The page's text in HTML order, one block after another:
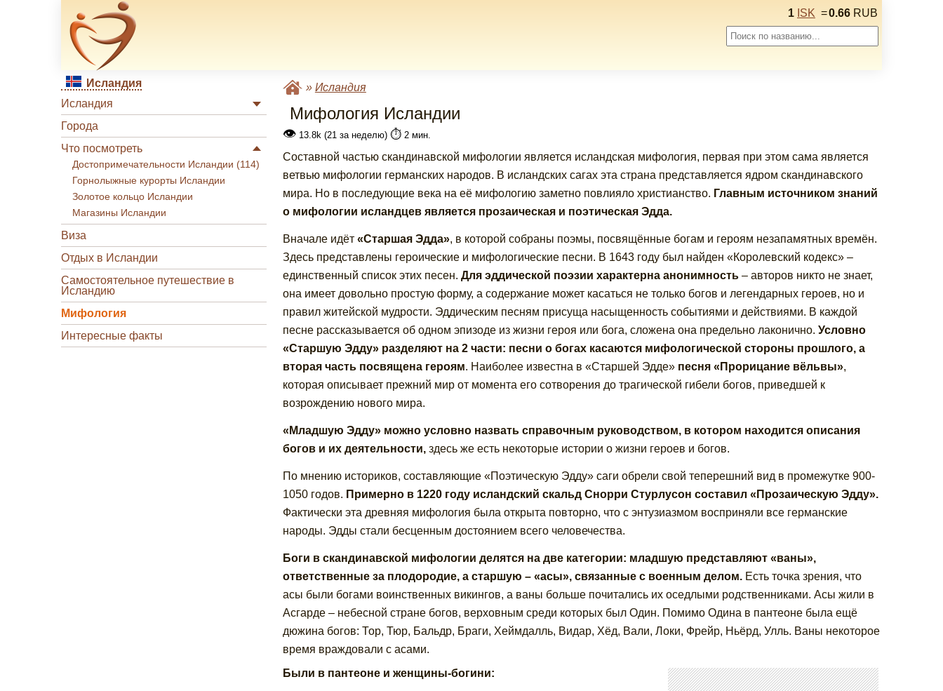
1 ISK =0.66 RUB
Исландия
Исландия
Города
Что посмотреть
Достопримечательности Исландии (114)
Горнолыжные курорты Исландии
Золотое кольцо Исландии
Магазины Исландии
Виза
Отдых в Исландии
Самостоятельное путешествие в
Исландию
Мифология
Интересные факты
» Исландия
Мифология Исландии
👁13.8k (21 за неделю) ⏱️2 мин.
Составной частью скандинавской мифологии является исландская мифология, первая при этом сама является
ветвью мифологии германских народов. В исландских сагах эта страна представляется ядром скандинавского
мира. Но в последующие века на её мифологию заметно повлияло христианство. Главным источником знаний
о мифологии исландцев является прозаическая и поэтическая Эдда.
Вначале идёт «Старшая Эдда», в которой собраны поэмы, посвящённые богам и героям незапамятных времён.
Здесь представлены героические и мифологические песни. В 1643 году был найден «Королевский кодекс» –
единственный список этих песен. Для эддической поэзии характерна анонимность– авторов никто не знает,
она имеет довольно простую форму, а содержание может касаться не только богов и легендарных героев, но и
правил житейской мудрости. Эддическим песням присуща насыщенность событиями и действиями. В каждой
песне рассказывается об одном эпизоде из жизни героя или бога, сложена она предельно лаконично. Условно
«Старшую Эдду» разделяют на 2 части: песни о богах касаются мифологической стороны прошлого, а
вторая часть посвящена героям. Наиболее известна в «Старшей Эдде» песня «Прорицание вёльвы»,
которая описывает прежний мир от момента его сотворения до трагической гибели богов, приведшей к
возрождению нового мира.
«Младшую Эдду» можно условно назвать справочным руководством, в котором находится описания
богов и их деятельности,здесь же есть некоторые истории о жизни героев и богов.
По мнению историков, составляющие «Поэтическую Эдду» саги обрели свой теперешний вид в промежутке 900-
1050 годов. Примерно в 1220 году исландский скальд Снорри Стурлусон составил «Прозаическую Эдду».
Фактически эта древняя мифология была открыта повторно, что с энтузиазмом восприняли все германские
народы. Эдды стали бесценным достоянием всего человечества.
Боги в скандинавской мифологии делятся на две категории: младшую представляют «ваны»,
ответственные за плодородие, а старшую – «асы», связанные с военным делом.Есть точка зрения, что
асы были богами воинственных викингов, а ваны больше почитались их оседлыми родственниками. Асы жили в
Асгарде – небесной стране богов, верховным среди которых был Один. Помимо Одина в пантеоне была ещё
дюжина богов: Тор, Тюр, Бальдр, Браги, Хеймдалль, Видар, Хёд, Вали, Локи, Фрейр, Ньёрд, Улль. Ваны некоторое
время враждовали с асами.
Были в пантеоне и женщины-богини: